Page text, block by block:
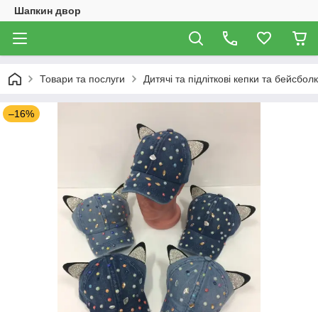
Шапкин двор
Товари та послуги Дитячі та підліткові кепки та
–16%